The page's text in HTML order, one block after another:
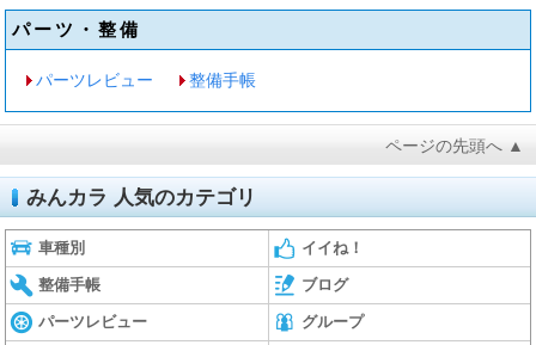
パーツ・整備
パーツレビュー 整備手帳
ページの先頭へ ▲
みんカラ 人気のカテゴリ
車種別 イイね！
整備手帳 ブログ
パーツレビュー グループ